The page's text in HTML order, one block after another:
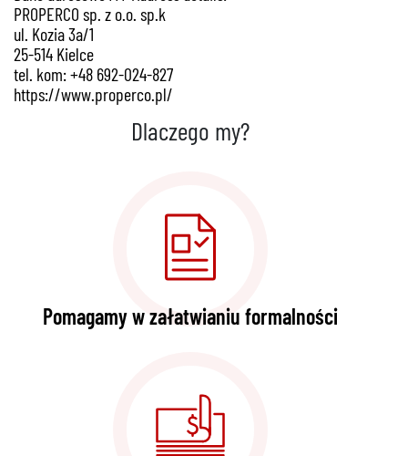
PROPERCO sp. z o.o. sp.k
ul. Kozia 3a/1
25-514 Kielce
tel. kom: +48 692-024-827
https://www.properco.pl/
Dlaczego my?
Pomagamy w załatwianiu formalności